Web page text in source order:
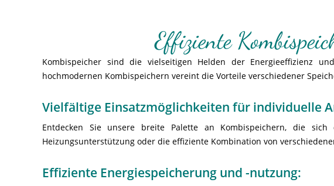
Effiziente
Kombispeicher sind die vielseitigen Helden der Energieeffizienz
hochmodernen Kombispeichern vereint die Vorteile verschiedener
Vielfältige Einsatzmöglichkeiten für individuelle
Entdecken Sie unsere breite Palette an Kombispeichern, die
Heizungsunterstützung oder die effiziente Kombination von
Effiziente Energiespeicherung und -nutzung: